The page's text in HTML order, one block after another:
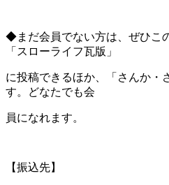
◆まだ会員でない方は、ぜひこ
「スローライフ瓦版」
に投稿できるほか、「さんか・
す。どなたでも会
員になれます。
【振込先】